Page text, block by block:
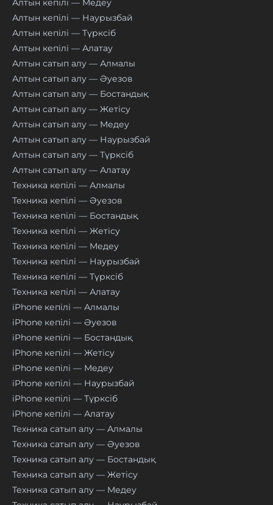
Алтын кепілі — Медеу
Алтын кепілі — Наурызбай
Алтын кепілі — Түрксіб
Алтын кепілі — Алатау
Алтын сатып алу — Алмалы
Алтын сатып алу — Әуезов
Алтын сатып алу — Бостандық
Алтын сатып алу — Жетісу
Алтын сатып алу — Медеу
Алтын сатып алу — Наурызбай
Алтын сатып алу — Түрксіб
Алтын сатып алу — Алатау
Техника кепілі — Алмалы
Техника кепілі — Әуезов
Техника кепілі — Бостандық
Техника кепілі — Жетісу
Техника кепілі — Медеу
Техника кепілі — Наурызбай
Техника кепілі — Түрксіб
Техника кепілі — Алатау
iPhone кепілі — Алмалы
iPhone кепілі — Әуезов
iPhone кепілі — Бостандық
iPhone кепілі — Жетісу
iPhone кепілі — Медеу
iPhone кепілі — Наурызбай
iPhone кепілі — Түрксіб
iPhone кепілі — Алатау
Техника сатып алу — Алмалы
Техника сатып алу — Әуезов
Техника сатып алу — Бостандық
Техника сатып алу — Жетісу
Техника сатып алу — Медеу